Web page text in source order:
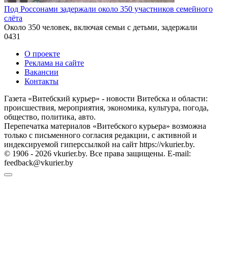
Под Россонами задержали около 350 участников семейного
слёта
Около 350 человек, включая семьи с детьми, задержали
0431
О проекте
Реклама на сайте
Вакансии
Контакты
Газета «Витебский курьер» - новости Витебска и области:
происшествия, мероприятия, экономика, культура, погода,
общество, политика, авто.
Перепечатка материалов «Витебского курьера» возможна
только с письменного согласия редакции, с активной и
индексируемой гиперссылкой на сайт https://vkurier.by.
© 1906 - 2026 vkurier.by. Все права защищены. E-mail:
feedback@vkurier.by